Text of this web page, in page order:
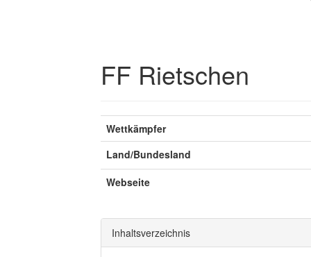
FF Rietschen
Wettkämpfer
Land/Bundesland
Webseite
Inhaltsverzeichnis